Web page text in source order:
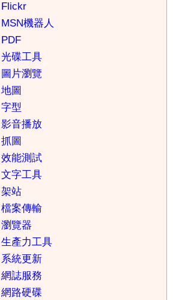
Flickr
MSN機器人
PDF
光碟工具
圖片瀏覽
地圖
字型
影音播放
抓圖
效能測試
文字工具
架站
檔案傳輸
瀏覽器
生產力工具
系統更新
網誌服務
網路硬碟